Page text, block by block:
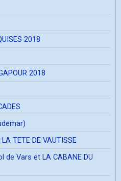
2018
2018
TETE DE VAUTISSE
Vars et LA CABANE DU